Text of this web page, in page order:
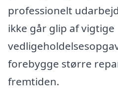
professionelt
ikke går glip af vigtige
forebygge større
fremtiden.